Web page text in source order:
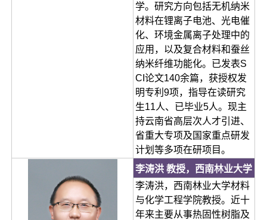
学。研究方向包括无机纳米
材料在锂离子电池、光电催
化、环境金属离子处理中的
应用，以及复合材料和蚕丝
纳米纤维功能化。已发表S
CI论文140余篇，获授权发
明专利9项，指导在读研究
生11人、已毕业5人。现主
持云南省高层次人才引进、
省重大专项及国家重点研发
计划等多项在研项目。
李涛洪 教授，西南林业大学
李涛洪，西南林业大学材料
与化学工程学院教授。近十
年来主要从事热固性树脂及